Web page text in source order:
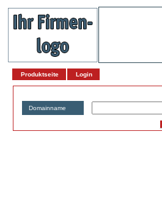
Produktseite Login
Domainname